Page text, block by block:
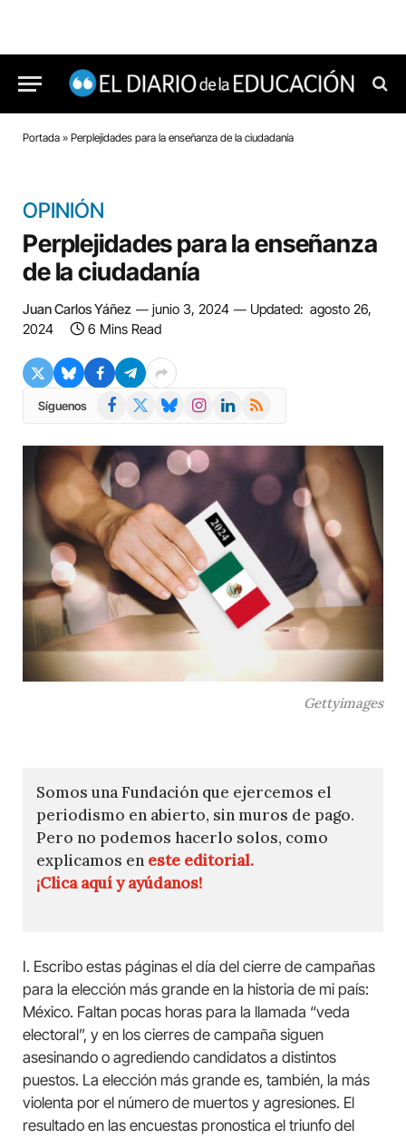
Portada » Perplejidades para la enseñanza de la ciudadanía
OPINIÓN
Perplejidades para la enseñanza
de la ciudadanía
Juan Carlos Yáñez junio 3, 2024 Updated: agosto 26,
2024
6 Mins Read
Síguenos Facebook BlueskyInstagramLinkedIn
RSS
Gettyimages
Somos una Fundación que ejercemos el
periodismo en abierto, sin muros de pago.
Pero no podemos hacerlo solos, como
explicamos en este editorial.
¡Clica aquí y ayúdanos!
I. Escribo estas páginas el día del cierre de campañas
para la elección más grande en la historia de mi país:
México. Faltan pocas horas para la llamada “veda
electoral”, y en los cierres de campaña siguen
asesinando o agrediendo candidatos a distintos
puestos. La elección más grande es, también, la más
violenta por el número de muertos y agresiones. El
resultado en las encuestas pronostica el triunfo del